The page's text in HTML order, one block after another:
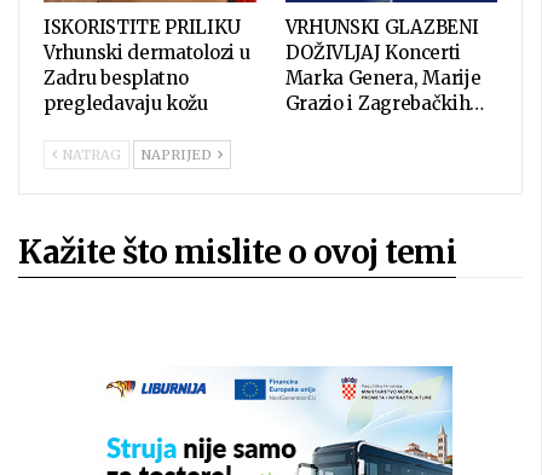
ISKORISTITE PRILIKU
Vrhunski dermatolozi u
Zadru besplatno
pregledavaju kožu
VRHUNSKI GLAZBENI
DOŽIVLJAJ Koncerti
Marka Genera, Marije
Grazio i Zagrebačkih…
NATRAG NAPRIJED
Kažite što mislite o ovoj temi